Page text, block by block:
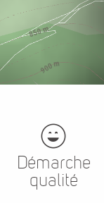
Démarche
qualité